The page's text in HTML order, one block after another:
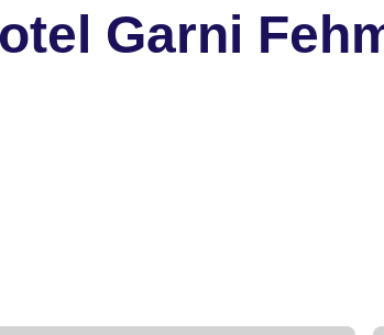
Garni